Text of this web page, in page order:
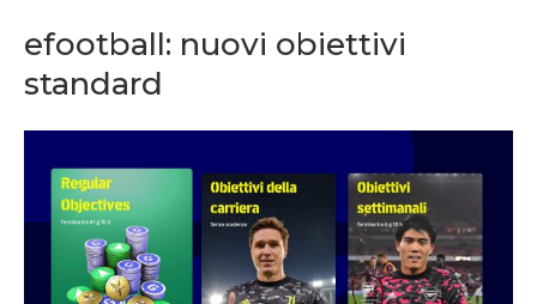
efootball: nuovi obiettivi
standard